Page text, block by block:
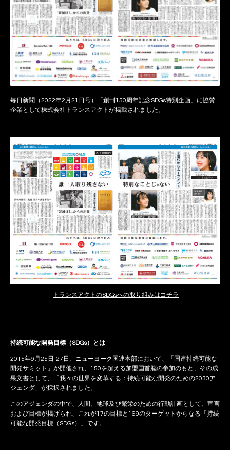
毎日新聞（2022年2月21日号）「創刊150周年記念SDGs特別企画」に協賛
企業として株式会社トランスアクトが掲載されました。
トランスアクトのSDGsへの取り組みはコチラ
持続可能な開発目標（SDGs）とは
2015年9月25日-27日、ニューヨーク国連本部において、「国連持続可能な
開発サミット」が開催され、150を超える加盟国首脳の参加のもと、その成
果文書として、「我々の世界を変革する：持続可能な開発のための2030ア
ジェンダ」が採択されました。
このアジェンダの中で、人間、地球及び繁栄のための行動計画として、宣言
および目標が掲げられ、これが17の目標と169のターゲットからなる「持続
可能な開発目標（SDGs）」です。